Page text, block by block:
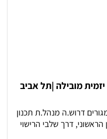
מובילה |תל אביב
דרוש.ה מנהל.ת תכנון
דרך שלבי הרישוי
התפקיד כולל ניהול